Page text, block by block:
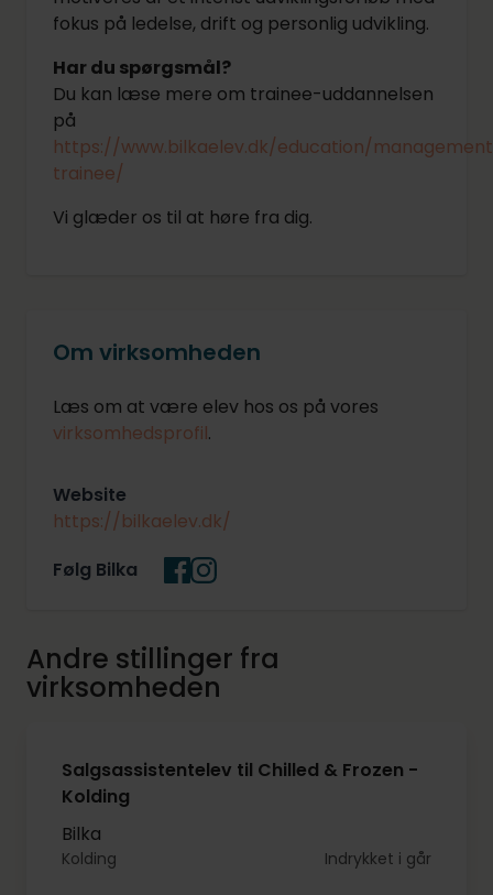
fokus på ledelse, drift og personlig udvikling.
Har du spørgsmål?
Du kan læse mere om trainee-uddannelsen
på
https://www.bilkaelev.dk/education/
trainee/
Vi glæder os til at høre fra dig.
Om virksomheden
Læs om at være elev hos os på vores
virksomhedsprofil.
Website
https://bilkaelev.dk/
Følg Bilka
Andre stillinger fra
virksomheden
Salgsassistentelev til Chilled & Frozen -
Kolding
Bilka
Kolding Indrykket i går